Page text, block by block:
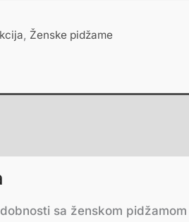
, Ženske pidžame
sa ženskom pidžamom